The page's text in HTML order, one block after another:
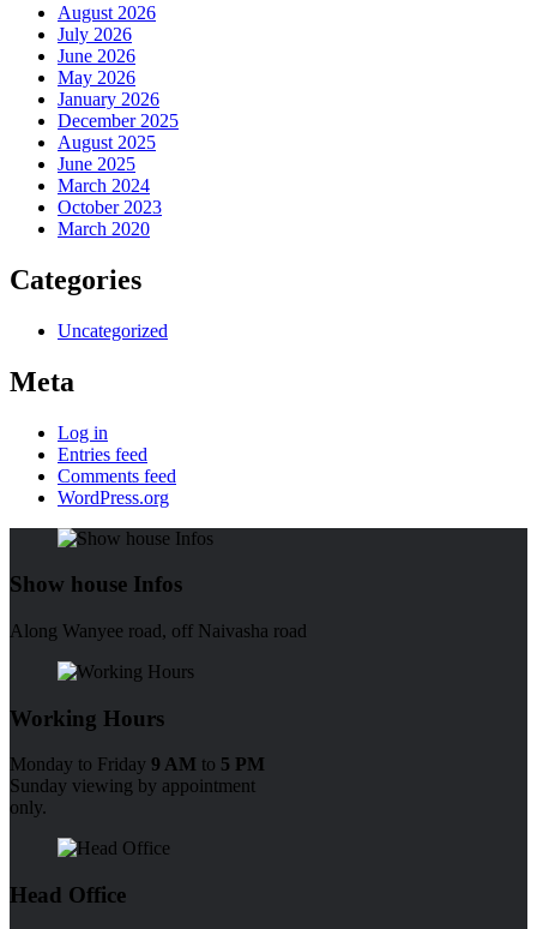
August 2026
July 2026
June 2026
May 2026
January 2026
December 2025
August 2025
June 2025
March 2024
October 2023
March 2020
Categories
Uncategorized
Meta
Log in
Entries feed
Comments feed
WordPress.org
Show house Infos
Along Wanyee road, off Naivasha road
Working Hours
Monday to Friday 9 AM to 5 PM
Sunday viewing by appointment
only.
Head Office